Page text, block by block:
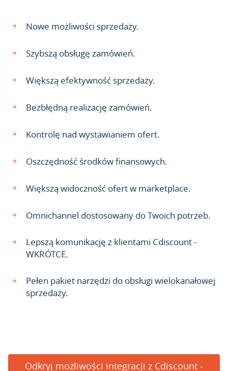
Nowe możliwości sprzedaży.
Szybszą obsługę zamówień.
Większą efektywność sprzedaży.
Bezbłędną realizację zamówień.
Kontrolę nad wystawianiem ofert.
Oszczędność środków finansowych.
Większą widoczność ofert w marketplace.
Omnichannel dostosowany do Twoich potrzeb.
Lepszą komunikację z klientami Cdiscount -
WKRÓTCE.
Pełen pakiet narzędzi do obsługi wielokanałowej
sprzedaży.
Odkryj możliwości integracji z Cdiscount -